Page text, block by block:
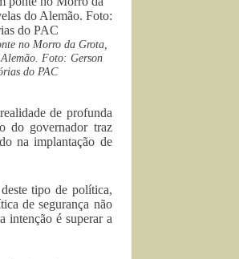
no Morro da Grota,
Foto: Gerson
do PAC
de profunda
do governador traz
na implantação de
tipo de política,
de segurança não
intenção é superar a